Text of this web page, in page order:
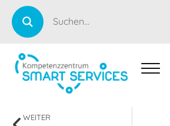
WEITER